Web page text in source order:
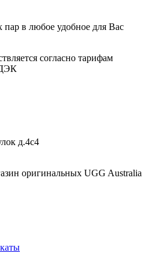
пар в любое удобное для Вас
согласно тарифам
д.4с4
оригинальных UGG Australia